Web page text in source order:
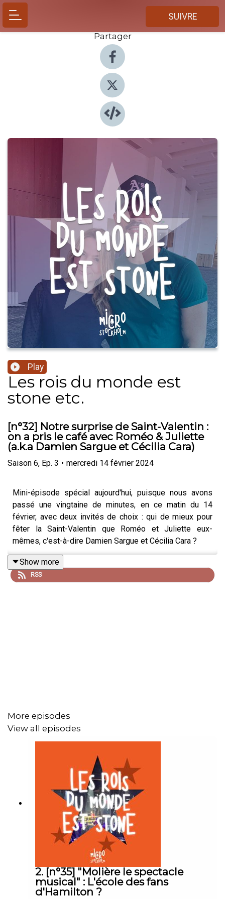
SUIVRE
Partager
Play
Les rois du monde est
stone etc.
[n°32] Notre surprise de Saint-Valentin :
on a pris le café avec Roméo & Juliette
(a.k.a Damien Sargue et Cécilia Cara)
Saison 6, Ep. 3 • mercredi 14 février 2024
Mini-épisode spécial aujourd'hui, puisque nous avons
passé une vingtaine de minutes, en ce matin du 14
février, avec deux invités de choix : qui de mieux pour
fêter la Saint-Valentin que Roméo et Juliette eux-
mêmes, c'est-à-dire Damien Sargue et Cécilia Cara ?
Virginie et Julien ont parlé avec eux de la tournée Les
Comédies Musicales dont la grande date au Dôme de
Paris approche (c'est le 15 mars), et évidemment des
Show more
RSS
More episodes
View all episodes
2. [n°35] "Molière le spectacle
musical" : L'école des fans
d'Hamilton ?